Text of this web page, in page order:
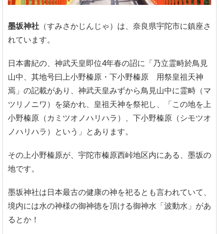
墨坂神社 （すみさかじんじゃ）は、奈良県宇陀市に鎮座さ
れています。
日本書紀の、神武天皇即位4年春の詔に「乃立霊畤於鳥見
山中、其地号曰上小野榛原・下小野榛原 用祭皇祖天神
焉」の記載があり、神武天皇みずから鳥見山中に霊畤（マ
ツリノニワ）を築かれ、皇祖天神を祭祀し、「この地を上
小野榛原（カミツオノハリハラ）、下小野榛原（シモツオ
ノハリハラ）という」とあります。
その上小野榛原が、宇陀市榛原西峠地区内にある、墨坂の
地です。
墨坂神社は日本最古の健康の神を祀るとも言われていて、
境内には水の神様の御神徳を頂ける御神水「波動水」があ
るとか！